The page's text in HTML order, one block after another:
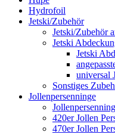
Hydrofoil
Jetski/Zubehör
Jetski/Zubehör
Jetski
Jetski
universal
Sonstiges
Jollenpersenninge
420er Jollen
470er Jollen